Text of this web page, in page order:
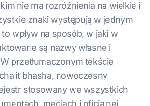
nie ma rozróżnienia na wielkie i
znaki występują w jednym
wpływ na sposób, w jaki w
są nazwy własne i
przetłumaczonym tekście
bhasha, nowoczesny
stosowany we wszystkich
mediach i oficjalnej